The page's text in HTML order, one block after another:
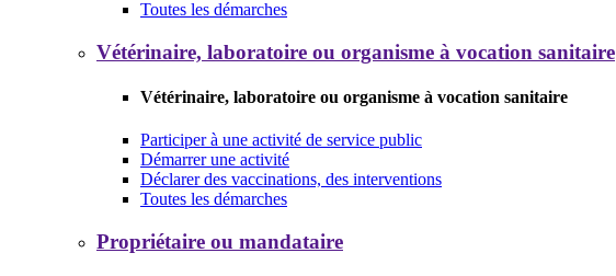
Toutes les démarches
Vétérinaire, laboratoire ou organisme à vocation sanitaire
Vétérinaire, laboratoire ou organisme à vocation sanitaire
Participer à une activité de service public
Démarrer une activité
Déclarer des vaccinations, des interventions
Toutes les démarches
Propriétaire ou mandataire